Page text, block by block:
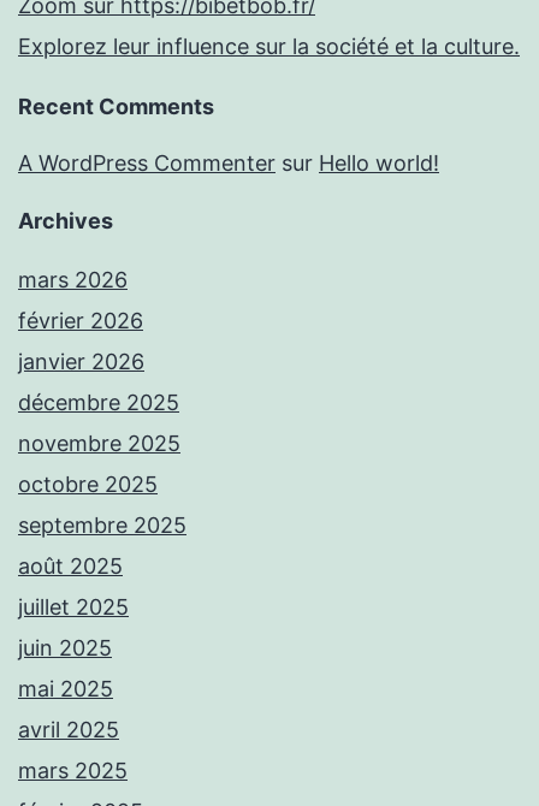
Zoom sur https://bibetbob.fr/
Explorez leur influence sur la société et la culture.
Recent Comments
A WordPress Commenter sur Hello world!
Archives
mars 2026
février 2026
janvier 2026
décembre 2025
novembre 2025
octobre 2025
septembre 2025
août 2025
juillet 2025
juin 2025
mai 2025
avril 2025
mars 2025